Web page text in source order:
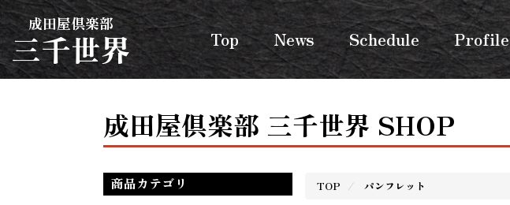
成田屋倶楽部
三千世界 Top News Schedule Profile
成田屋倶楽部 三千世界 SHOP
商品カテゴリ TOP パンフレット